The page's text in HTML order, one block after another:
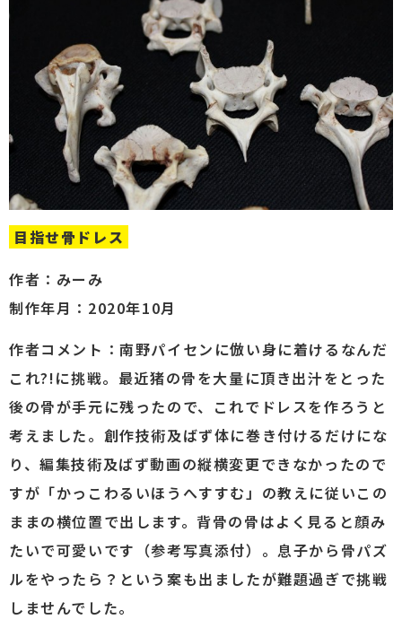
目指せ骨ドレス
作者：みーみ
制作年月：2020年10月
作者コメント：南野パイセンに倣い身に着けるなんだ
これ?!に挑戦。最近猪の骨を大量に頂き出汁をとった
後の骨が手元に残ったので、これでドレスを作ろうと
考えました。創作技術及ばず体に巻き付けるだけにな
り、編集技術及ばず動画の縦横変更できなかったので
すが「かっこわるいほうへすすむ」の教えに従いこの
ままの横位置で出します。背骨の骨はよく見ると顔み
たいで可愛いです（参考写真添付）。息子から骨パズ
ルをやったら？という案も出ましたが難題過ぎで挑戦
しませんでした。